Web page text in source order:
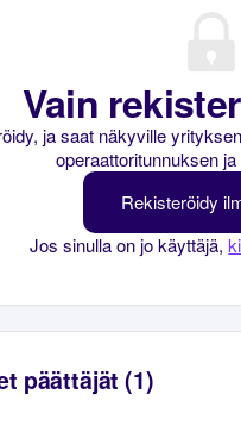
Vain
ja saat näkyville
operaattoritunnuksen
Rekisteröidy
Jos sinulla on jo käyttäjä,
päättäjät (1)